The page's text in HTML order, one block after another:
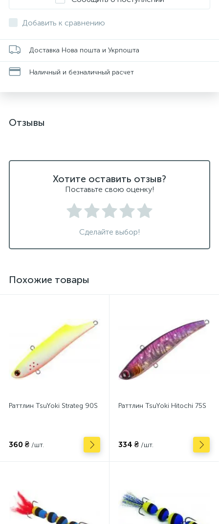
Добавить к сравнению
Доставка Нова пошта и Укрпошта
Наличный и безналичный расчет
Отзывы
Хотите оставить отзыв?
Поставьте свою оценку!
Сделайте выбор!
Похожие товары
Раттлин TsuYoki Strateg 90S
360 ₴ /шт.
Раттлин TsuYoki Hitochi 75S
334 ₴ /шт.